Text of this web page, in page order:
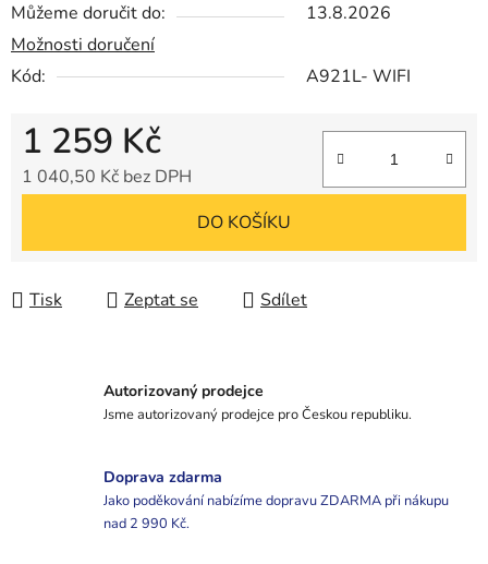
Můžeme doručit do:
13.8.2026
Možnosti doručení
Kód:
A921L- WIFI
1 259 Kč
1 040,50 Kč bez DPH
DO KOŠÍKU
Tisk Zeptat se Sdílet
Autorizovaný prodejce
Jsme autorizovaný prodejce pro Českou republiku.
Doprava zdarma
Jako poděkování nabízíme dopravu ZDARMA při nákupu
nad 2 990 Kč.